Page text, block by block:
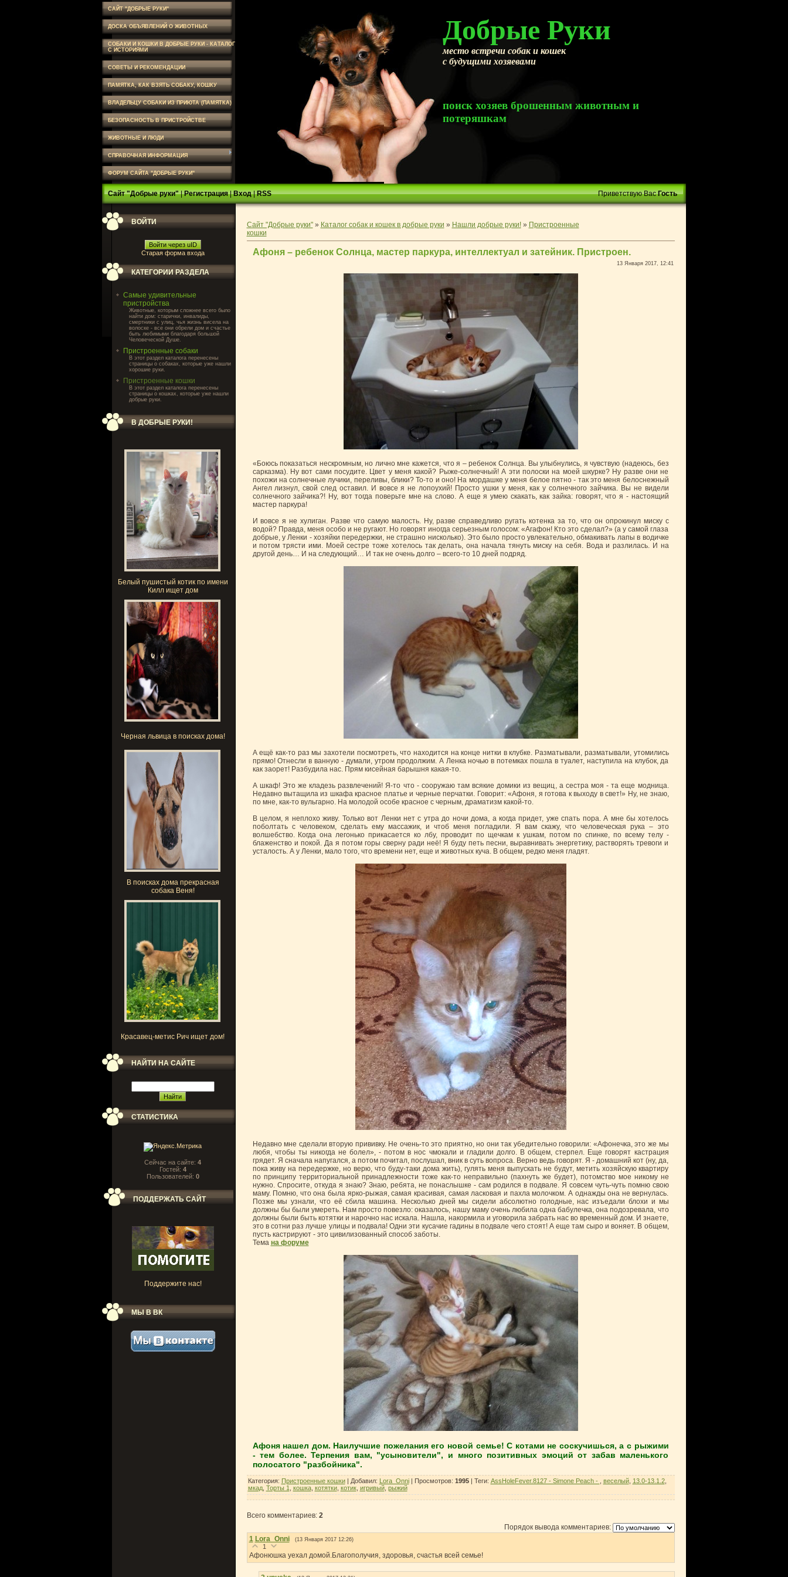
САЙТ "ДОБРЫЕ РУКИ"
ДОСКА ОБЪЯВЛЕНИЙ О ЖИВОТНЫХ
СОБАКИ И КОШКИ В ДОБРЫЕ РУКИ - КАТАЛОГ
С ИСТОРИЯМИ
СОВЕТЫ И РЕКОМЕНДАЦИИ
ПАМЯТКА, КАК ВЗЯТЬ СОБАКУ, КОШКУ
ВЛАДЕЛЬЦУ СОБАКИ ИЗ ПРИЮТА (ПАМЯТКА)
БЕЗОПАСНОСТЬ В ПРИСТРОЙСТВЕ
ЖИВОТНЫЕ И ЛЮДИ
СПРАВОЧНАЯ ИНФОРМАЦИЯ
ФОРУМ САЙТА "ДОБРЫЕ РУКИ"
Добрые Руки
место встречи собак и кошек
с будущими хозяевами
поиск хозяев брошенным животным и
потеряшкам
Сайт "Добрые руки"|Регистрация|Вход|RSS Приветствую Вас Гость
ВОЙТИ
Войти через uID
Старая форма входа
КАТЕГОРИИ РАЗДЕЛА
Самые удивительные
пристройства
Животные, которым сложнее всего было
найти дом: старички, инвалиды,
смертники с улиц, чья жизнь висела на
волоске - все они обрели дом и счастье
быть любимыми благодаря большой
Человеческой Душе.
Пристроенные собаки
В этот раздел каталога перенесены
страницы о собаках, которые уже нашли
хорошие руки.
Пристроенные кошки
В этот раздел каталога перенесены
страницы о кошках, которые уже нашли
добрые руки.
В ДОБРЫЕ РУКИ!
Белый пушистый котик по имени
Килл ищет дом
Черная львица в поисках дома!
В поисках дома прекрасная
собака Веня!
Красавец-метис Рич ищет дом!
НАЙТИ НА САЙТЕ
СТАТИСТИКА
Сейчас на сайте: 4
Гостей: 4
Пользователей: 0
ПОДДЕРЖАТЬ САЙТ
Поддержите нас!
МЫ В ВК
Сайт "Добрые руки"» Каталог собак и кошек в добрые руки » Нашли добрые руки!» Пристроенные
кошки
Афоня – ребенок Солнца, мастер паркура, интеллектуал и затейник. Пристроен.
13 Января 2017, 12:41
«Боюсь показаться нескромным, но лично мне кажется, что я – ребенок Солнца. Вы улыбнулись, я чувствую (надеюсь, без
сарказма). Ну вот сами посудите. Цвет у меня какой? Рыже-солнечный! А эти полоски на моей шкурке? Ну разве они не
похожи на солнечные лучики, переливы, блики? То-то и оно! На мордашке у меня белое пятно - так это меня белоснежный
Ангел лизнул, свой след оставил. И вовсе я не лопоухий! Просто ушки у меня, как у солнечного зайчика. Вы не видели
солнечного зайчика?! Ну, вот тогда поверьте мне на слово. А еще я умею скакать, как зайка: говорят, что я - настоящий
мастер паркура!
И вовсе я не хулиган. Разве что самую малость. Ну, разве справедливо ругать котенка за то, что он опрокинул миску с
водой? Правда, меня особо и не ругают. Но говорят иногда серьезным голосом: «Агафон! Кто это сделал?» (а у самой глаза
добрые, у Ленки - хозяйки передержки, не страшно нисколько). Это было просто увлекательно, обмакивать лапы в водичке
и потом трясти ими. Моей сестре тоже хотелось так делать, она начала тянуть миску на себя. Вода и разлилась. И на
другой день… И на следующий… И так не очень долго – всего-то 10 дней подряд.
А ещё как-то раз мы захотели посмотреть, что находится на конце нитки в клубке. Разматывали, разматывали, утомились
прямо! Отнесли в ванную - думали, утром продолжим. А Ленка ночью в потемках пошла в туалет, наступила на клубок, да
как заорет! Разбудила нас. Прям кисейная барышня какая-то.
А шкаф! Это же кладезь развлечений! Я-то что - сооружаю там всякие домики из вещиц, а сестра моя - та еще модница.
Недавно вытащила из шкафа красное платье и черные перчатки. Говорит: «Афоня, я готова к выходу в свет!» Ну, не знаю,
по мне, как-то вульгарно. На молодой особе красное с черным, драматизм какой-то.
В целом, я неплохо живу. Только вот Ленки нет с утра до ночи дома, а когда придет, уже спать пора. А мне бы хотелось
поболтать с человеком, сделать ему массажик, и чтоб меня погладили. Я вам скажу, что человеческая рука – это
волшебство. Когда она легонько прикасается ко лбу, проводит по щечкам к ушкам, потом по спинке, по всему телу -
блаженство и покой. Да я потом горы сверну ради неё! Я буду петь песни, выравнивать энергетику, растворять тревоги и
усталость. А у Ленки, мало того, что времени нет, еще и животных куча. В общем, редко меня гладят.
Недавно мне сделали вторую прививку. Не очень-то это приятно, но они так убедительно говорили: «Афонечка, это же мы
любя, чтобы ты никогда не болел», - потом в нос чмокали и гладили долго. В общем, стерпел. Еще говорят кастрация
грядет. Я сначала напугался, а потом почитал, послушал, вник в суть вопроса. Верно ведь говорят. Я - домашний кот (ну, да,
пока живу на передержке, но верю, что буду-таки дома жить), гулять меня выпускать не будут, метить хозяйскую квартиру
по принципу территориальной принадлежности тоже как-то неправильно (пахнуть же будет), потомство мое никому не
нужно. Спросите, откуда я знаю? Знаю, ребята, не понаслышке - сам родился в подвале. Я совсем чуть-чуть помню свою
маму. Помню, что она была ярко-рыжая, самая красивая, самая ласковая и пахла молочком. А однажды она не вернулась.
Позже мы узнали, что её сбила машина. Несколько дней мы сидели абсолютно голодные, нас изъедали блохи и мы
должны бы были умереть. Нам просто повезло: оказалось, нашу маму очень любила одна бабулечка, она подозревала, что
должны были быть котятки и нарочно нас искала. Нашла, накормила и уговорила забрать нас во временный дом. И знаете,
это в сотни раз лучше улицы и подвала! Одни эти кусачие гадины в подвале чего стоят! А еще там сыро и воняет. В общем,
пусть кастрируют - это цивилизованный способ заботы.
Тема на форуме
Афоня нашел дом. Наилучшие пожелания его новой семье! С котами не соскучишься, а с рыжими
- тем более. Терпения вам, "усыновители", и много позитивных эмоций от забав маленького
полосатого "разбойника".
Категория: Пристроенные кошки| Добавил: Lora_Onni| Просмотров: 1995| Теги: AssHoleFever.8127 - Simone Peach - веселый, 13.0-13.1.2,
мкад, Торты 1 кошка, котятки, котик, игривый, рыжий
Всего комментариев: 2
Порядок вывода комментариев:
1 Lora_Onni (13 Января 2017 12:26)
1
Афонюшка уехал домой.Благополучия, здоровья, счастья всей семье!